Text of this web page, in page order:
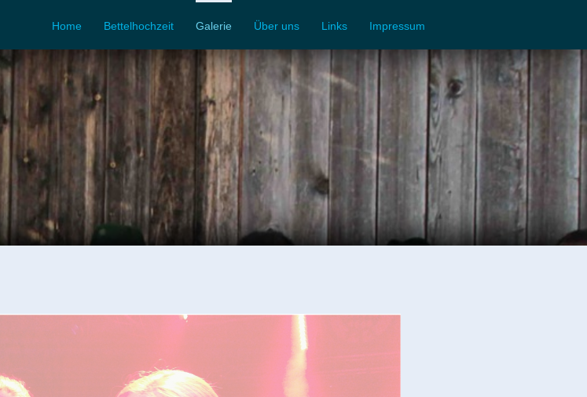
Home Bettelhochzeit Galerie Über uns Links Impressum